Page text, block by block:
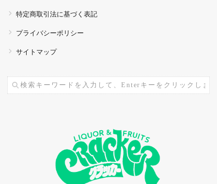
特定商取引法に基づく表記
プライバシーポリシー
サイトマップ